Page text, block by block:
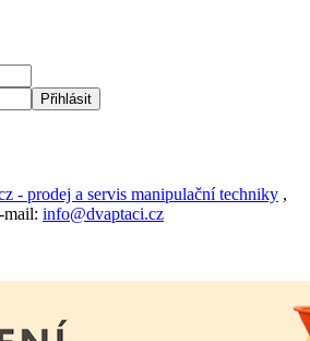
- prodej a servis manipulační techniky ,
mail: info@dvaptaci.cz